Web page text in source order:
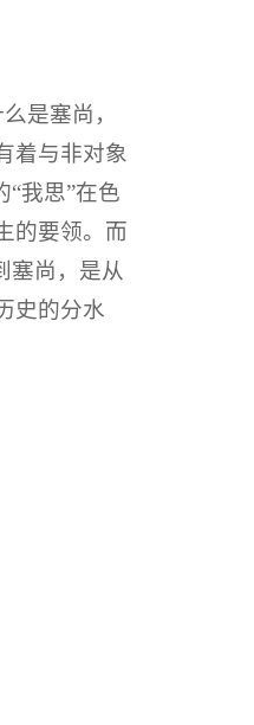
是塞尚，
着与非对象
我思”在色
的要领。而
塞尚，是从
史的分水